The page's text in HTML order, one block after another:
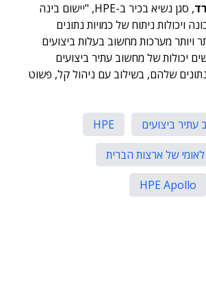
, סגן נשיא בכיר ב-HPE, "יישום בינה
ויכולות ניתוח של כמויות נתונים
ויותר מערכות מחשוב בעלות ביצועים
יכולות של מחשוב עתיר ביצועים
שלהם, בשילוב עם ניהול קל, פשוט
עתיר ביצועים
HPE
לאומי של ארצות הברית
HPE Apollo